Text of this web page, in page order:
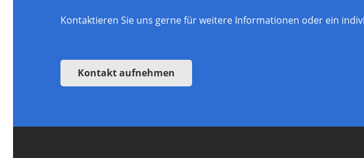
Kontaktieren Sie uns gerne für weitere Informationen oder ein
Kontakt aufnehmen